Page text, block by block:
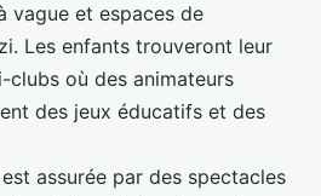
vague et espaces de
Les enfants trouveront leur
clubs où des animateurs
des jeux éducatifs et des
assurée par des spectacles